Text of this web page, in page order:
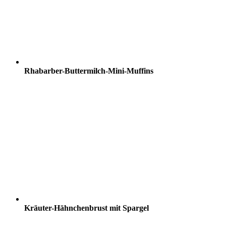
Rhabarber-Buttermilch-Mini-Muffins
Kräuter-Hähnchenbrust mit Spargel